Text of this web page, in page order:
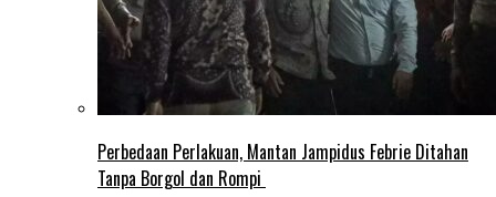
Perbedaan Perlakuan, Mantan Jampidus Febrie Ditahan
Tanpa Borgol dan Rompi